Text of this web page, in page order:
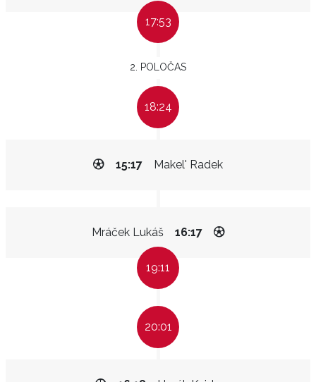
17:53
2. POLOČAS
18:24
Makel' Radek
15:17
Mráček Lukáš 16:17
19:11
20:01